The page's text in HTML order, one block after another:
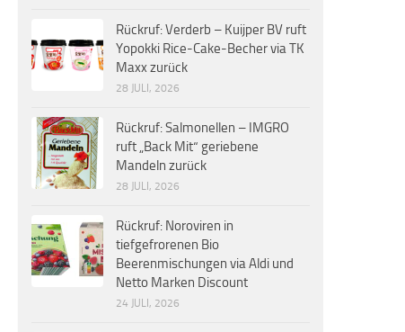
Rückruf: Verderb – Kuijper BV ruft
Yopokki Rice-Cake-Becher via TK
Maxx zurück
28 JULI, 2026
Rückruf: Salmonellen – IMGRO
ruft „Back Mit“ geriebene
Mandeln zurück
28 JULI, 2026
Rückruf: Noroviren in
tiefgefrorenen Bio
Beerenmischungen via Aldi und
Netto Marken Discount
24 JULI, 2026